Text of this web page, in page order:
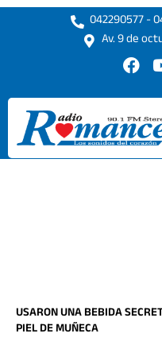
Ir
042290577 -
Av. 9 de
F
c
e
b
o
o
b
USARON UNA BEBIDA
PIEL DE MUÑECA